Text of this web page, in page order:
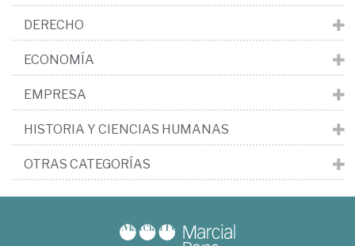
DERECHO
ECONOMÍA
EMPRESA
HISTORIA Y CIENCIAS HUMANAS
OTRAS CATEGORÍAS